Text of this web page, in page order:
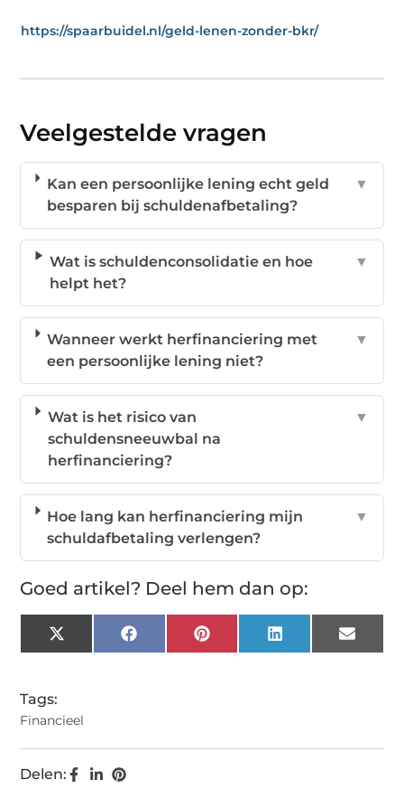
https://spaarbuidel.nl/geld-lenen-zonder-bkr/
Veelgestelde vragen
Kan een persoonlijke lening echt geld
besparen bij schuldenafbetaling?
▼
Wat is schuldenconsolidatie en hoe
helpt het?
▼
Wanneer werkt herfinanciering met
een persoonlijke lening niet?
▼
Wat is het risico van
schuldensneeuwbal na
herfinanciering?
▼
Hoe lang kan herfinanciering mijn
schuldafbetaling verlengen?
▼
Goed artikel? Deel hem dan op:
X
(Twitter)
FacebookPinterest LinkedIn Email
Tags:
Financieel
Delen: